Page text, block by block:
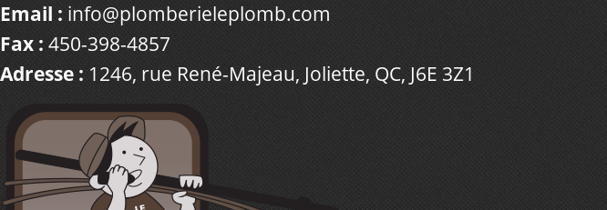
Email : info@plomberieleplomb.com
Fax : 450-398-4857
Adresse : 1246, rue René-Majeau, Joliette, QC, J6E 3Z1